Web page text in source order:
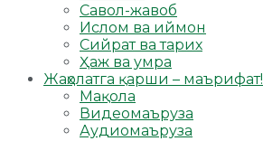
Савол-жавоб
Ислом ва иймон
Сийрат ва тарих
Ҳаж ва умра
Жаҳолатга қарши – маърифат!
Мақола
Видеомаъруза
Аудиомаъруза